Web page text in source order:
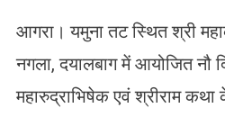
आगरा। यमुना तट स्थित श्री
नगला, दयालबाग में आयोजित नौ
महारुद्राभिषेक एवं श्रीराम